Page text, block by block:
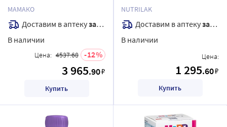
олигосахаридами
грудного молока 800 гр
МАМАКО
Доставим в аптекузавтра
В наличии
Цена: 4537.68 12
3 965.90₽
Купить
для недоношенных и
маловесных детей 350 гр
NUTRILAK
Доставим в аптекузавтра
В наличии
Цена:
1 295.60₽
Купить